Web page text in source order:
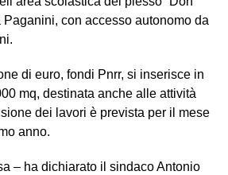
Paganini, con accesso autonomo da
di euro, fondi Pnrr, si inserisce in
mq, destinata anche alle attività
dei lavori è prevista per il mese
anno.
– ha dichiarato il sindaco Antonio